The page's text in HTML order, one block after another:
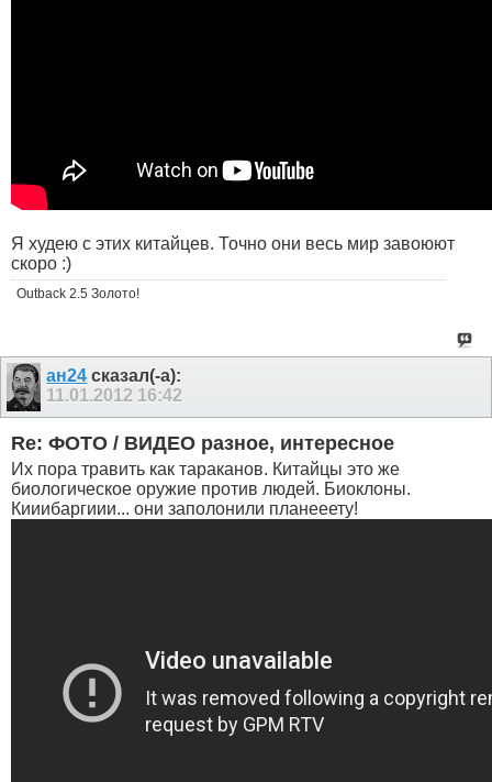
Я худею с этих китайцев. Точно они весь мир завоюют
скоро :)
Outback 2.5 Золото!
ан24 сказал(-а):
11.01.2012 16:42
Re: ФОТО / ВИДЕО разное, интересное
Их пора травить как тараканов. Китайцы это же
биологическое оружие против людей. Биоклоны.
Кииибаргиии... они заполонили планееету!